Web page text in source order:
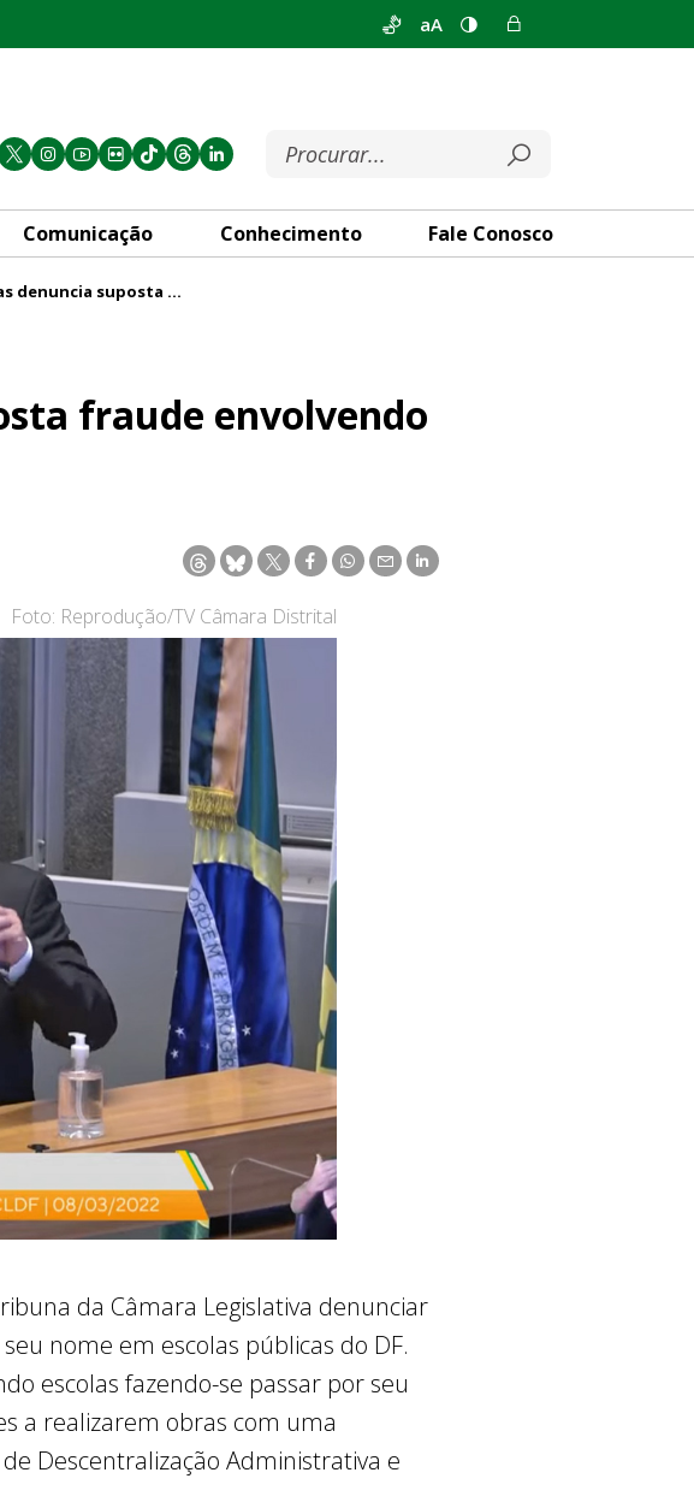
aA
Comunicação Conhecimento Fale Conosco
Prof. Reginaldo Veras denuncia suposta fraude envolvendo seu nome em obras do PDAF
fraude envolvendo
Foto: Reprodução/TV Câmara Distrital
da Câmara Legislativa denunciar
nome em escolas públicas do DF.
escolas fazendo-se passar por seu
a realizarem obras com uma
Descentralização Administrativa e